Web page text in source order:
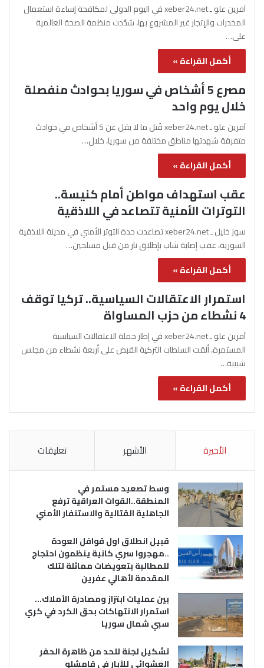
آفرين علو ـ xeber24.net في اليوم الدولي لمكافحة إساءة استعمال
المخدرات والإتجار غير المشروع بها، شدّدت منظمة الصحة العالمية
على…
أكمل القراءة »
مصرع 5 أشخاص في سوريا بحوادث منفصلة
خلال يوم واحد
آفرين علو ـ xeber24.net قُتل ما لا يقل عن 5 أشخاص في حوادث
متفرقة شهدتها مناطق مختلفة من سوريا، خلال…
أكمل القراءة »
عقب استهداف مواطن أمام كنيسة..
التوترات الأمنية تتصاعد في اللاذقية
سوز خليل ـ xeber24.net تصاعدت حدة التوتر الأمني في مدينة اللاذقية
السورية، عقب إصابة شاب بإطلاق نار من قبل مسلحين…
أكمل القراءة »
استمرار الاعتقالات السياسية.. تركيا توقف
4 نشطاء من حزب المساواة
آفرين علو ـ xeber24.net في إطار حملة الاعتقالات السياسية
المستمرة، ألقت السلطات التركية القبض على أربعة نشطاء من مجلس
شبيبة…
أكمل القراءة »
الأخيرة الأشهر تعليقات
وسط تصعيد مستمر في
المنطقة..القوات العراقية ترفع
الجاهلية القتالية والاستنفار الأمني
قبيل انطلاق اول قوافل العودة
..مهجروا سري كانية ينظمون احتجاج
للمطالبة بتعويضات مماثلة لتلك
المقدمة لأهالي عفرين
بين عمليات ابتزاز ومصادرة الأملاك…
استمرار الانتهاكات بحق الكرد في كري
سبي شمال سوريا
تشكيل لجنة للحد من ظاهرة الحفر
العشوائي للآبار في قامشلو